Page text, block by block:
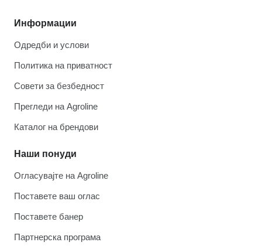
Информации
Одредби и услови
Политика на приватност
Совети за безбедност
Прегледи на Agroline
Каталог на брендови
Наши понуди
Огласувајте на Agroline
Поставете ваш оглас
Поставете банер
Партнерска програма